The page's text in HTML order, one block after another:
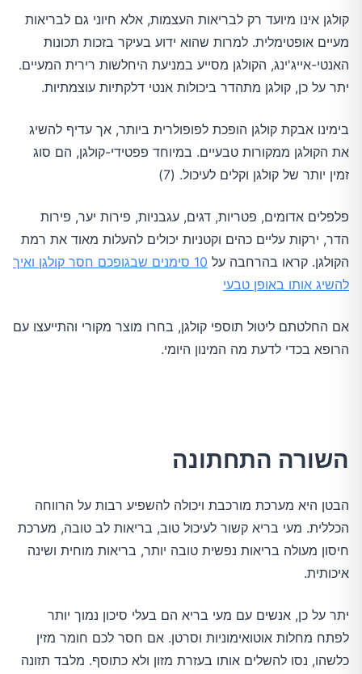
קולגן אינו מיועד רק לבריאות העצמות, אלא חיוני גם לבריאות
מעיים אופטימלית. למרות שהוא ידוע בעיקר בזכות תכונות
האנטי-אייג'ינג, הקולגן מסייע במניעת היחלשות רירית המעיים.
יתר על כן, קולגן מתהדר ביכולות אנטי דלקתיות עוצמתיות.
בימינו אבקת קולגן הופכת לפופולרית ביותר, אך עדיף להשיג
את הקולגן ממקורות טבעיים. במיוחד פפטידי-קולגן, הם סוג
זמין יותר של קולגן וקלים לעיכול. (7)
פלפלים אדומים, פטריות, דגים, עגבניות, פירות יער, פירות
הדר, ירקות עליים כהים וקטניות יכולים להעלות מאוד את רמת
הקולגן. קראו בהרחבה על
10 סימנים שבגופכם חסר קולגן ואיך
להשיג אותו באופן טבעי
אם החלטתם ליטול תוספי קולגן, בחרו מוצר מקורי והתייעצו עם
הרופא בכדי לדעת מה המינון היומי.
השורה התחתונה
הבטן היא מערכת מורכבת ויכולה להשפיע רבות על הרווחה
הכללית. מעי בריא קשור לעיכול טוב, בריאות לב טובה, מערכת
חיסון מעולה בריאות נפשית טובה יותר, בריאות מוחית ושינה
איכותית.
יתר על כן, אנשים עם מעי בריא הם בעלי סיכון נמוך יותר
לפתח מחלות אוטואימוניות וסרטן. אם חסר לכם חומר מזין
כלשהו, ​​נסו להשלים אותו בעזרת מזון ולא כתוסף. מלבד תזונה